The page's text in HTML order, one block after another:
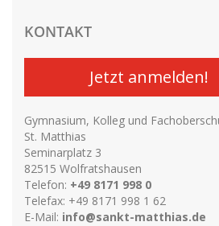
KONTAKT
Jetzt anmelden!
Gymnasium, Kolleg und
St. Matthias
Seminarplatz 3
82515 Wolfratshausen
Telefon: +49 8171 998 0
Telefax: +49 8171 998 1 62
E-Mail: info@sankt-matthias.de